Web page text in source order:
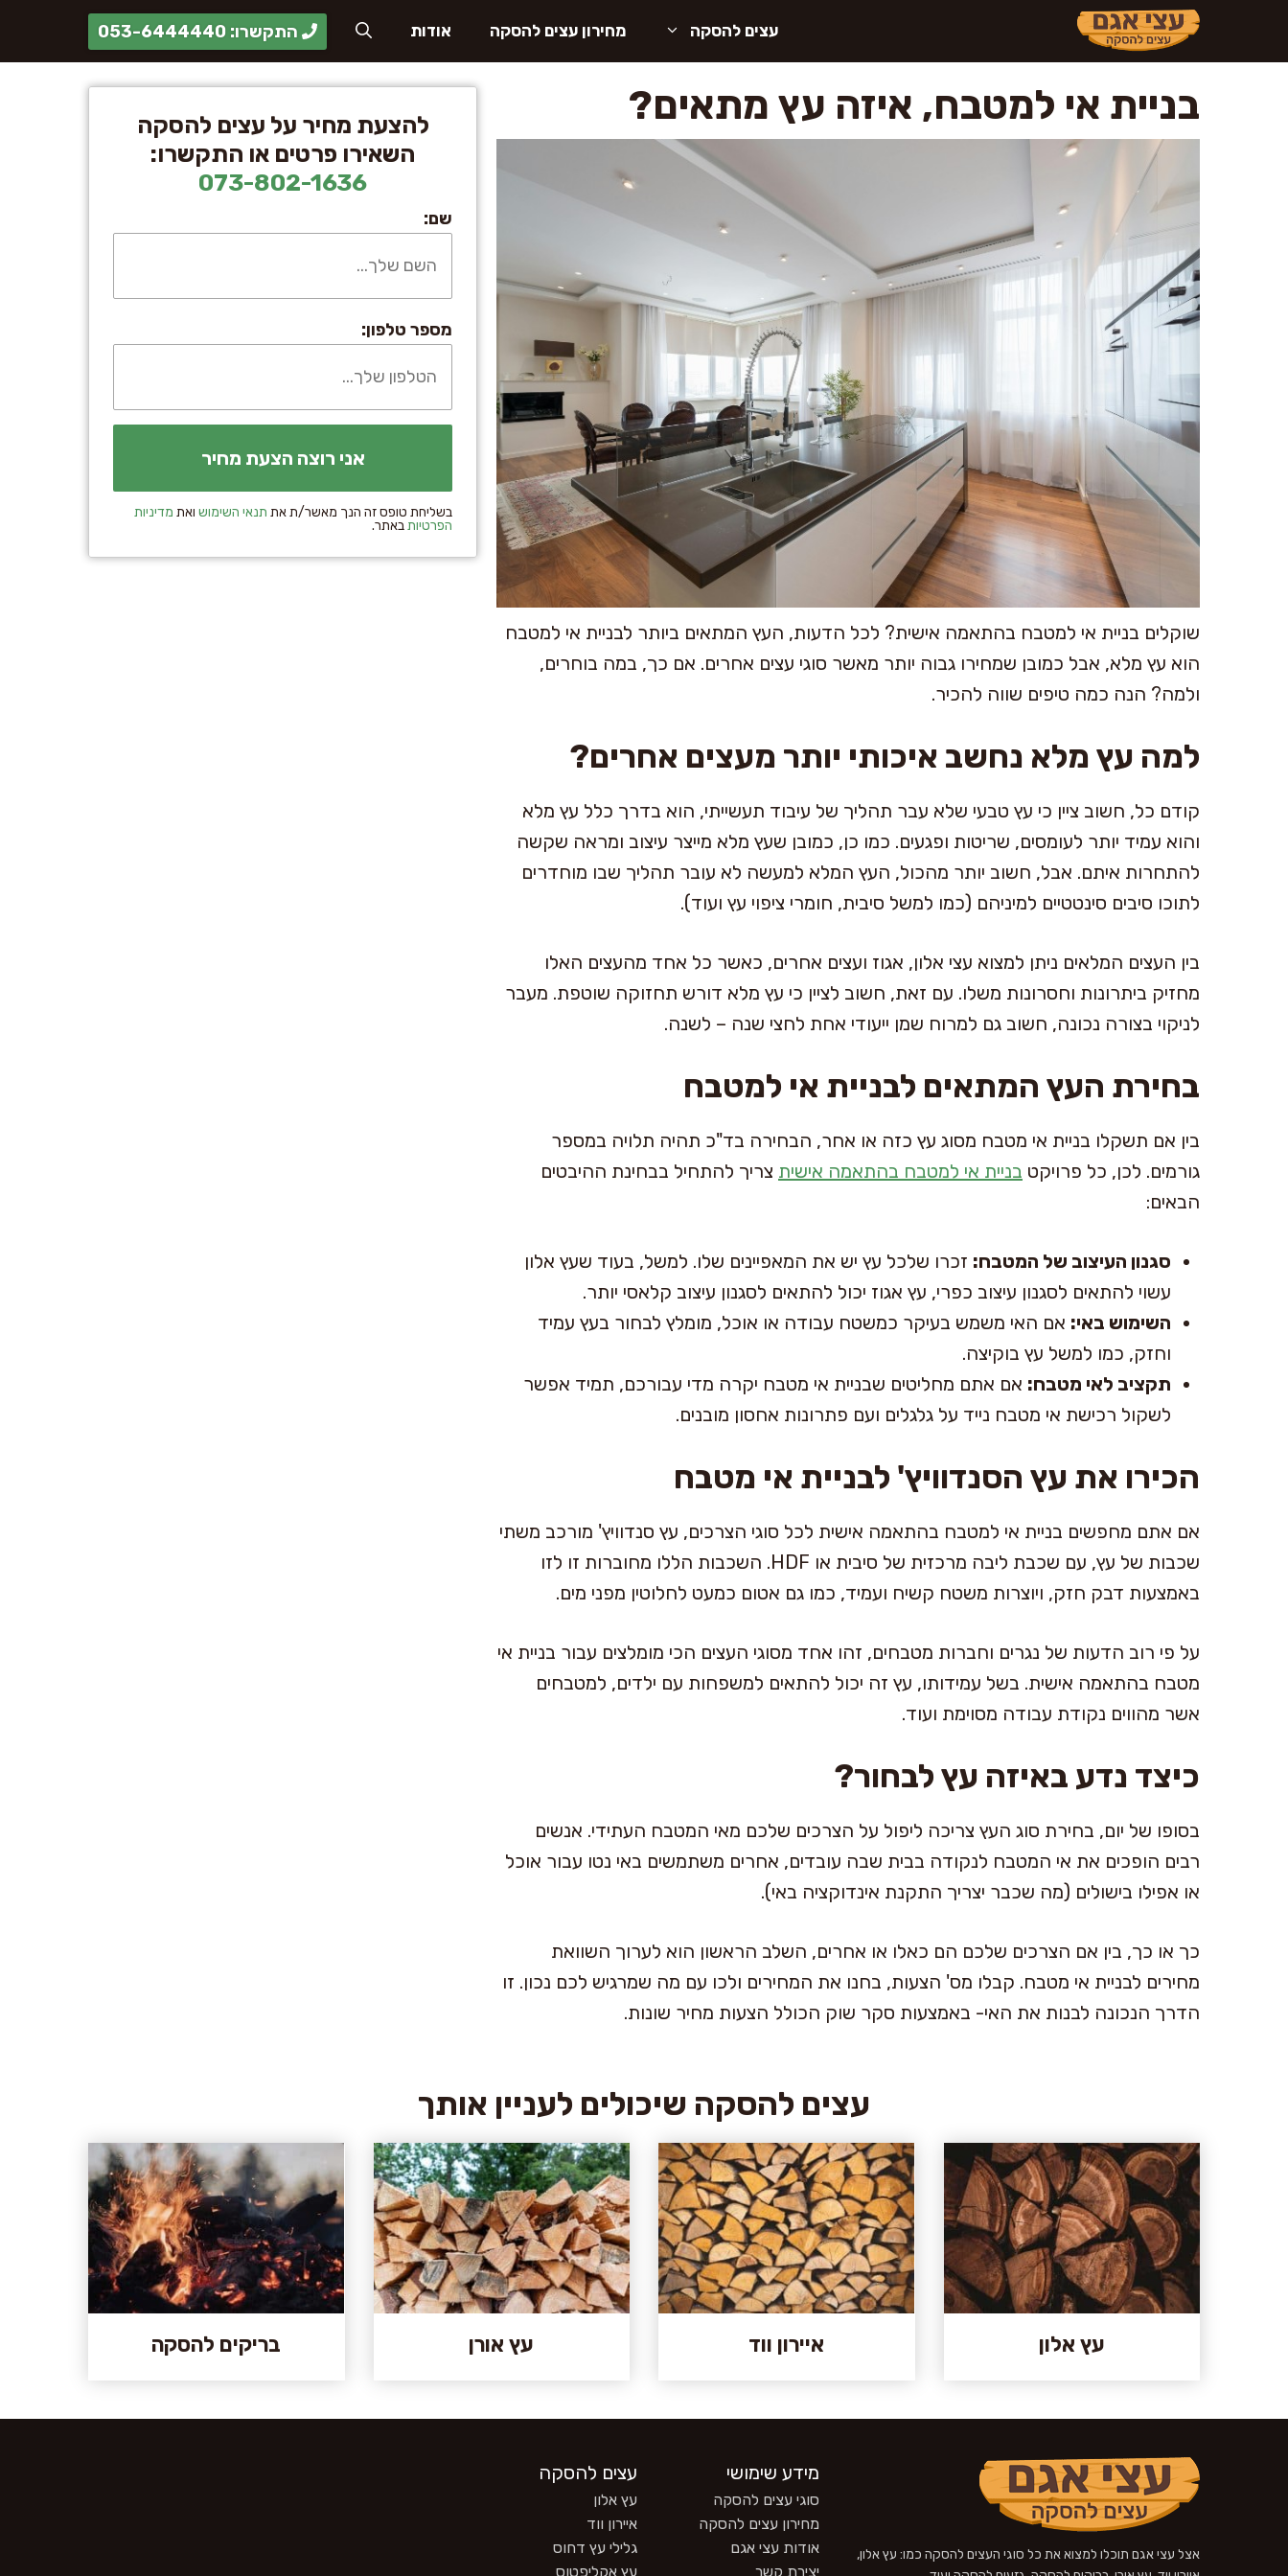
עצים להסקה מחירון עצים להסקה אודות התקשרו: 053-6444440
בניית אי למטבח, איזה עץ מתאים?
שוקלים בניית אי למטבח בהתאמה אישית? לכל הדעות, העץ המתאים ביותר לבניית אי למטבח
הוא עץ מלא, אבל כמובן שמחירו גבוה יותר מאשר סוגי עצים אחרים. אם כך, במה בוחרים,
ולמה? הנה כמה טיפים שווה להכיר.
למה עץ מלא נחשב איכותי יותר מעצים אחרים?
קודם כל, חשוב ציין כי עץ טבעי שלא עבר תהליך של עיבוד תעשייתי, הוא בדרך כלל עץ מלא
והוא עמיד יותר לעומסים, שריטות ופגעים. כמו כן, כמובן שעץ מלא מייצר עיצוב ומראה שקשה
להתחרות איתם. אבל, חשוב יותר מהכול, העץ המלא למעשה לא עובר תהליך שבו מוחדרים
לתוכו סיבים סינטטיים למיניהם (כמו למשל סיבית, חומרי ציפוי עץ ועוד).
בין העצים המלאים ניתן למצוא עצי אלון, אגוז ועצים אחרים, כאשר כל אחד מהעצים האלו
מחזיק ביתרונות וחסרונות משלו. עם זאת, חשוב לציין כי עץ מלא דורש תחזוקה שוטפת. מעבר
לניקוי בצורה נכונה, חשוב גם למרוח שמן ייעודי אחת לחצי שנה – לשנה.
בחירת העץ המתאים לבניית אי למטבח
בין אם תשקלו בניית אי מטבח מסוג עץ כזה או אחר, הבחירה בד"כ תהיה תלויה במספר
גורמים. לכן, כל פרויקט בניית אי למטבח בהתאמה אישית צריך להתחיל בבחינת ההיבטים
הבאים:
סגנון העיצוב של המטבח: זכרו שלכל עץ יש את המאפיינים שלו. למשל, בעוד שעץ אלון
עשוי להתאים לסגנון עיצוב כפרי, עץ אגוז יכול להתאים לסגנון עיצוב קלאסי יותר.
השימוש באי: אם האי משמש בעיקר כמשטח עבודה או אוכל, מומלץ לבחור בעץ עמיד
וחזק, כמו למשל עץ בוקיצה.
תקציב לאי מטבח: אם אתם מחליטים שבניית אי מטבח יקרה מדי עבורכם, תמיד אפשר
לשקול רכישת אי מטבח נייד על גלגלים ועם פתרונות אחסון מובנים.
הכירו את עץ הסנדוויץ' לבניית אי מטבח
אם אתם מחפשים בניית אי למטבח בהתאמה אישית לכל סוגי הצרכים, עץ סנדוויץ' מורכב משתי
שכבות של עץ, עם שכבת ליבה מרכזית של סיבית או HDF. השכבות הללו מחוברות זו לזו
באמצעות דבק חזק, ויוצרות משטח קשיח ועמיד, כמו גם אטום כמעט לחלוטין מפני מים.
על פי רוב הדעות של נגרים וחברות מטבחים, זהו אחד מסוגי העצים הכי מומלצים עבור בניית אי
מטבח בהתאמה אישית. בשל עמידותו, עץ זה יכול להתאים למשפחות עם ילדים, למטבחים
אשר מהווים נקודת עבודה מסוימת ועוד.
כיצד נדע באיזה עץ לבחור?
בסופו של יום, בחירת סוג העץ צריכה ליפול על הצרכים שלכם מאי המטבח העתידי. אנשים
רבים הופכים את אי המטבח לנקודה בבית שבה עובדים, אחרים משתמשים באי נטו עבור אוכל
או אפילו בישולים (מה שכבר יצריך התקנת אינדוקציה באי).
כך או כך, בין אם הצרכים שלכם הם כאלו או אחרים, השלב הראשון הוא לערוך השוואת
מחירים לבניית אי מטבח. קבלו מס' הצעות, בחנו את המחירים ולכו עם מה שמרגיש לכם נכון. זו
הדרך הנכונה לבנות את האי- באמצעות סקר שוק הכולל הצעות מחיר שונות.
להצעת מחיר על עצים להסקה
השאירו פרטים או התקשרו:
073-802-1636
שם:
מספר טלפון:
בשליחת טופס זה הנך מאשר/ת את תנאי השימוש ואת מדיניות
הפרטיותבאתר.
עצים להסקה שיכולים לעניין אותך
עץ אלון איירון ווד עץ אורן בריקים להסקה
אצל עצי אגם תוכלו למצוא את כל סוגי העצים להסקה כמו: עץ אלון,
מידע שימושי
סוגי עצים להסקה
מחירון עצים להסקה
אודות עצי אגם
יצירת קשר
עצים להסקה
עץ אלון
איירון ווד
גלילי עץ דחוס
עץ אקליפטוס